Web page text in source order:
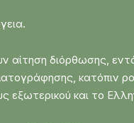
αίτηση διόρθωσης,
κατόπιν
εξωτερικού και το